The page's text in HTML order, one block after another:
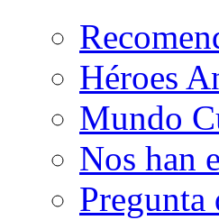
Héroes
Mundo
Nos han
Pregunta